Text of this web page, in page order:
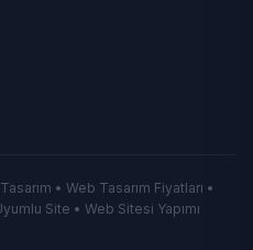
• Web Tasarım Fiyatları •
Site • Web Sitesi Yapımı